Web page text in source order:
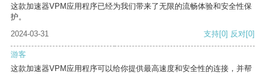
这款加速器VPM应用程序已经为我们带来了无限的流畅体验和安全性保
护。
2024-03-31
支持[0] 反对[0]
游客
这款加速器VPM应用程序可以给你提供最高速度和安全性的连接，并帮